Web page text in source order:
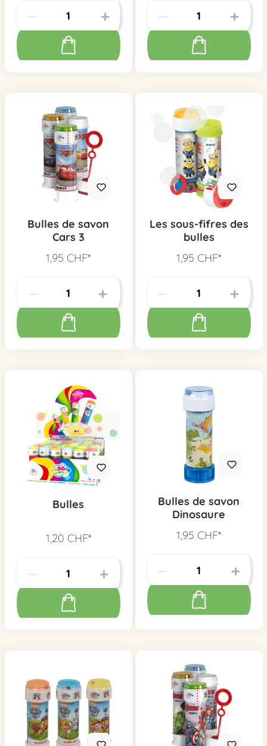
Bulles de savon
Cars 3
1,95 CHF*
Les sous-fifres des
bulles
1,95 CHF*
Bulles
1,20 CHF*
Bulles de savon
Dinosaure
1,95 CHF*